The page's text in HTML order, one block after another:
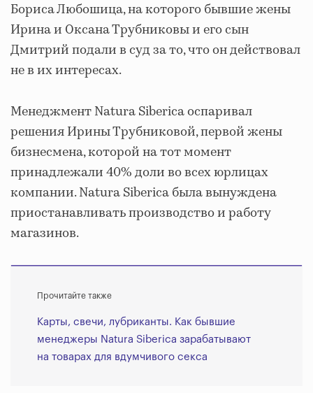
Бориса Любошица, на которого бывшие жены
Ирина и Оксана Трубниковы и его сын
Дмитрий подали в суд за то, что он действовал
не в их интересах.
Менеджмент Natura Siberica оспаривал
решения Ирины Трубниковой, первой жены
бизнесмена, которой на тот момент
принадлежали 40% доли во всех юрлицах
компании. Natura Siberica была вынуждена
приостанавливать производство и работу
магазинов.
Прочитайте также
Карты, свечи, лубриканты. Как бывшие
менеджеры Natura Siberica зарабатывают
на товарах для вдумчивого секса